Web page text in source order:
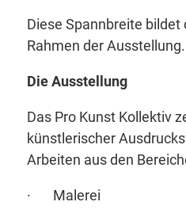
Diese Spannbreite
Rahmen der Ausstellung.
Die Ausstellung
Das Pro Kunst Kollektiv
künstlerischer
Arbeiten aus den
· Malerei